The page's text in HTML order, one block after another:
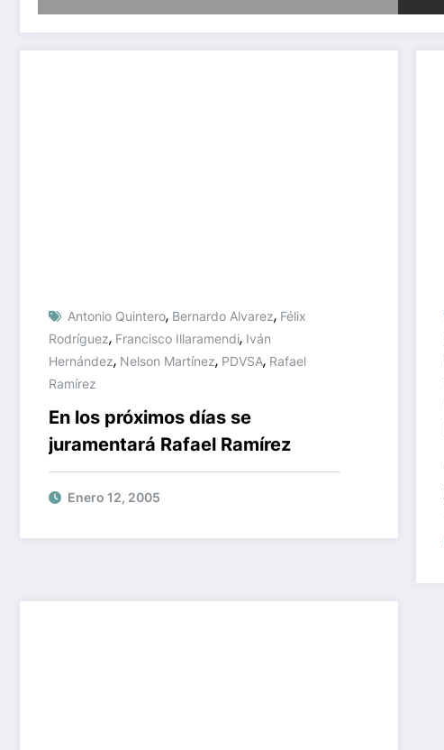
Antonio Quintero, Bernardo Alvarez, Félix
Rodríguez, Francisco Illaramendi, Iván
Hernández, Nelson Martínez, PDVSA, Rafael
Ramírez
En los próximos días se
juramentará Rafael Ramírez
Enero 12, 2005